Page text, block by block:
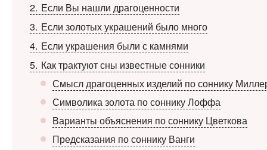
2 Если Вы нашли драгоценности
3 Если золотых украшений было много
4 Если украшения были с камнями
5 Как трактуют сны известные сонники
Смысл драгоценных изделий по соннику
Символика золота по соннику Лоффа
Варианты объяснения по соннику Цветкова
Предсказания по соннику Ванги